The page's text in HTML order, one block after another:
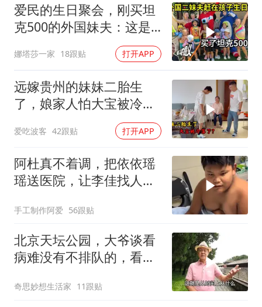
爱民的生日聚会，刚买坦
克500的外国妹夫：这是
娜塔莎一家 18跟贴 打开APP
远嫁贵州的妹妹二胎生
了，娘家人怕大宝被冷
爱吃波客 42跟贴 打开APP
阿杜真不着调，把依依瑶
瑶送医院，让李佳找人看
手工制作阿爱 56跟贴
北京天坛公园，大爷谈看
病难没有不排队的，看个
奇思妙想生活家 11跟贴